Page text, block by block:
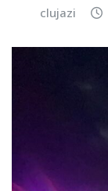
clujazi